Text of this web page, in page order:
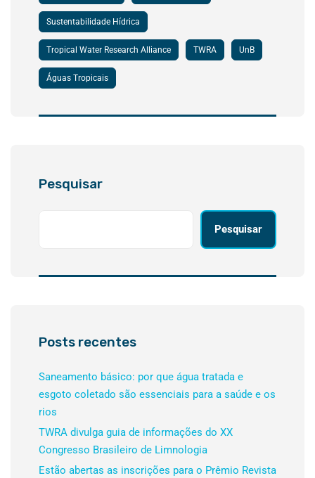
Sustentabilidade Hídrica
Tropical Water Research Alliance TWRA UnB
Águas Tropicais
Pesquisar
Pesquisar
Posts recentes
Saneamento básico: por que água tratada e
esgoto coletado são essenciais para a saúde e os
rios
TWRA divulga guia de informações do XX
Congresso Brasileiro de Limnologia
Estão abertas as inscrições para o Prêmio Revista